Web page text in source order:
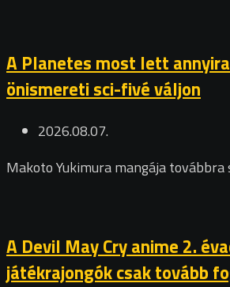
A Planetes most lett
önismereti sci-fivé váljon
2026.08.07.
Makoto Yukimura mangája továbbra
A Devil May Cry anime 2.
játékrajongók csak tovább